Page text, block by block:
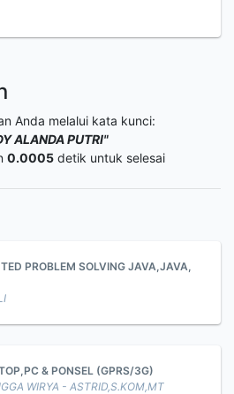
Anda melalui kata kunci:
ALANDA PUTRI"
0.0005 detik untuk selesai
PROBLEM SOLVING JAVA,JAVA,
& PONSEL (GPRS/3G)
WIRYA - ASTRID,S.KOM,MT